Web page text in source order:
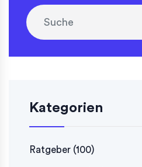
Kategorien
Ratgeber (100)